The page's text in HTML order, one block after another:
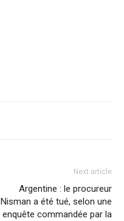
Next article
Argentine : le procureur
Nisman a été tué, selon une
enquête commandée par la